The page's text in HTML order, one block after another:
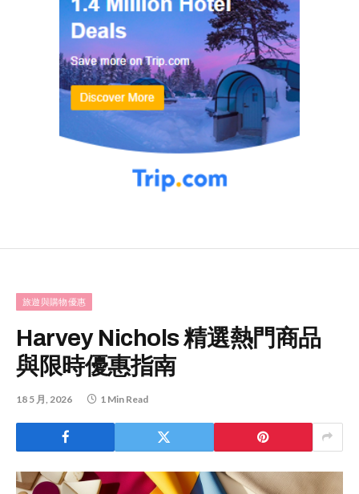
旅遊與購物優惠
Harvey Nichols 精選熱門商品
與限時優惠指南
18 5 月, 2026 1 Min Read